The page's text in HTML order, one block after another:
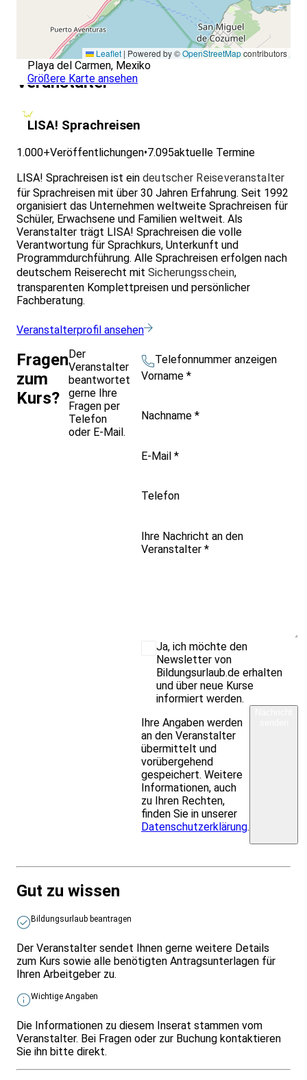
Leaflet | Powered by ©OpenStreetMapcontributors
Playa del Carmen, Mexiko
Größere Karte ansehen
Veranstalter
LISA! Sprachreisen
1.000+Veröffentlichungen•7.095aktuelle Termine
LISA! Sprachreisen ist ein deutscher Reiseveranstalter
für Sprachreisen mit über 30 Jahren Erfahrung. Seit 1992
organisiert das Unternehmen weltweite Sprachreisen für
Schüler, Erwachsene und Familien weltweit. Als
Veranstalter trägt LISA! Sprachreisen die volle
Verantwortung für Sprachkurs, Unterkunft und
Programmdurchführung. Alle Sprachreisen erfolgen nach
deutschem Reiserecht mit Sicherungsschein,
transparenten Komplettpreisen und persönlicher
Fachberatung.
Veranstalterprofil ansehen
Fragen
zum
Kurs?
Der
Veranstalter
beantwortet
gerne Ihre
Fragen per
Telefon
oder E-Mail.
Telefonnummer anzeigen
Vorname *
Nachname *
E-Mail *
Telefon
Ihre Nachricht an den
Veranstalter *
Ja, ich möchte den
Newsletter von
Bildungsurlaub.de erhalten
und über neue Kurse
informiert werden.
Ihre Angaben werden
an den Veranstalter
übermittelt und
vorübergehend
gespeichert. Weitere
Informationen, auch
zu Ihren Rechten,
finden Sie in unserer
Datenschutzerklärung.
Gut zu wissen
Bildungsurlaub beantragen
Der Veranstalter sendet Ihnen gerne weitere Details
zum Kurs sowie alle benötigten Antragsunterlagen für
Ihren Arbeitgeber zu.
Wichtige Angaben
Die Informationen zu diesem Inserat stammen vom
Veranstalter. Bei Fragen oder zur Buchung kontaktieren
Sie ihn bitte direkt.